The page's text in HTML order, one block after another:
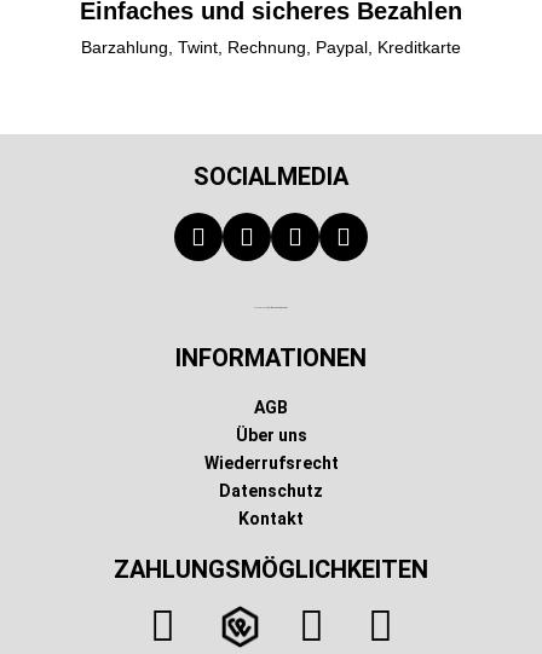
Einfaches und sicheres Bezahlen
Barzahlung, Twint, Rechnung, Paypal, Kreditkarte
SOCIALMEDIA
INFORMATIONEN
AGB
Über uns
Wiederrufsrecht
Datenschutz
Kontakt
ZAHLUNGSMÖGLICHKEITEN